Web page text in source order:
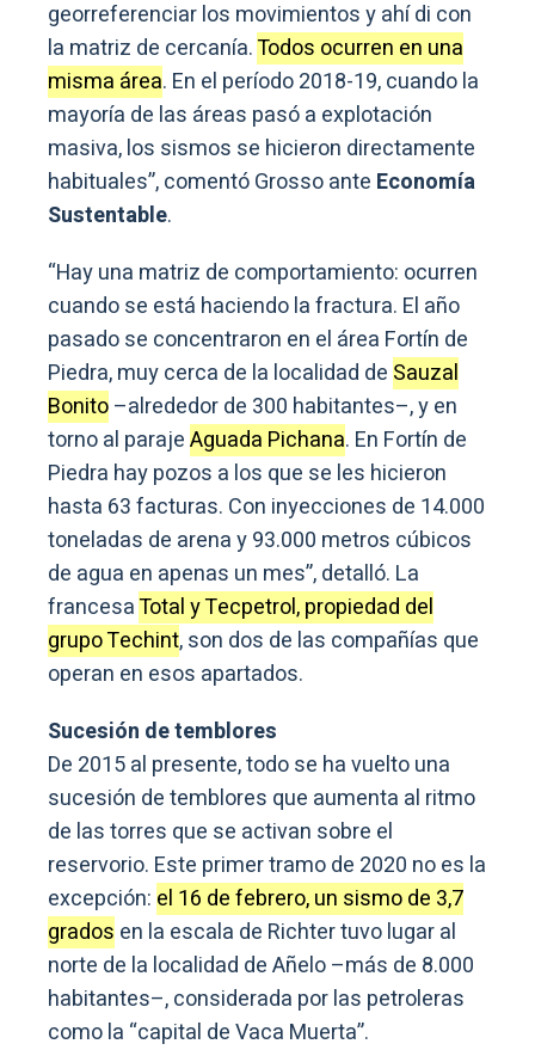
georreferenciar los movimientos y ahí di con
la matriz de cercanía.Todos ocurren en una
misma área. En el período 2018-19, cuando la
mayoría de las áreas pasó a explotación
masiva, los sismos se hicieron directamente
habituales”, comentó Grosso ante Economía
Sustentable.
“Hay una matriz de comportamiento: ocurren
cuando se está haciendo la fractura. El año
pasado se concentraron en el área Fortín de
Piedra, muy cerca de la localidad de Sauzal
Bonito–alrededor de 300 habitantes–, y en
torno al parajeAguada Pichana. En Fortín de
Piedra hay pozos a los que se les hicieron
hasta 63 facturas. Con inyecciones de 14.000
toneladas de arena y 93.000 metros cúbicos
de agua en apenas un mes”, detalló. La
francesaTotal y Tecpetrol, propiedad del
grupo Techint, son dos de las compañías que
operan en esos apartados.
Sucesión de temblores
De 2015 al presente, todo se ha vuelto una
sucesión de temblores que aumenta al ritmo
de las torres que se activan sobre el
reservorio. Este primer tramo de 2020 no es la
excepción: el 16 de febrero, un sismo de 3,7
grados en la escala de Richter tuvo lugar al
norte de la localidad de Añelo –más de 8.000
habitantes–, considerada por las petroleras
como la “capital de Vaca Muerta”.